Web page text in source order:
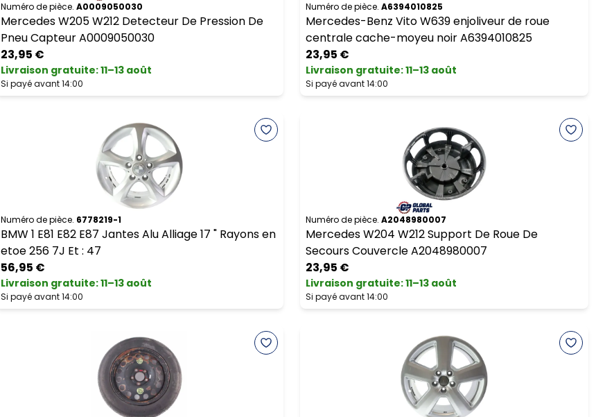
Numéro de pièce. A0009050030
Mercedes W205 W212 Detecteur De Pression De
Pneu Capteur A0009050030
23,95 €
Livraison gratuite:11–13 août
Si payé avant 14:00
Numéro de pièce. A6394010825
Mercedes-Benz Vito W639 enjoliveur de roue
centrale cache-moyeu noir A6394010825
23,95 €
Livraison gratuite:11–13 août
Si payé avant 14:00
Numéro de pièce. 6778219-1
BMW 1 E81 E82 E87 Jantes Alu Alliage 17 " Rayons en
etoe 256 7J Et : 47
56,95 €
Livraison gratuite:11–13 août
Si payé avant 14:00
Numéro de pièce. A2048980007
Mercedes W204 W212 Support De Roue De
Secours Couvercle A2048980007
23,95 €
Livraison gratuite:11–13 août
Si payé avant 14:00